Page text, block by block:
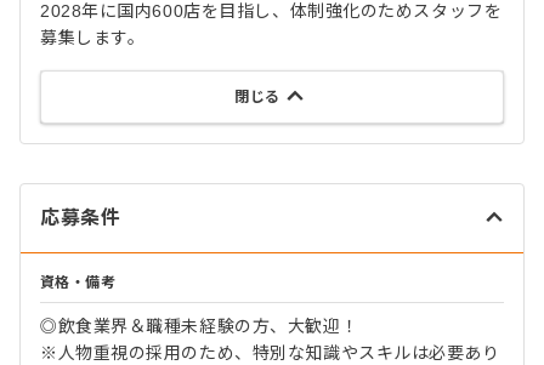
2028年に国内600店を目指し、体制強化のためスタッフを
募集します。
閉じる
応募条件
資格・備考
◎飲食業界＆職種未経験の方、大歓迎！
※人物重視の採用のため、特別な知識やスキルは必要あり